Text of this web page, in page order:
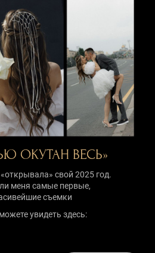
ОКУТАН ВЕСЬ»
свой 2025 год.
меня самые первые,
съемки
увидеть здесь: